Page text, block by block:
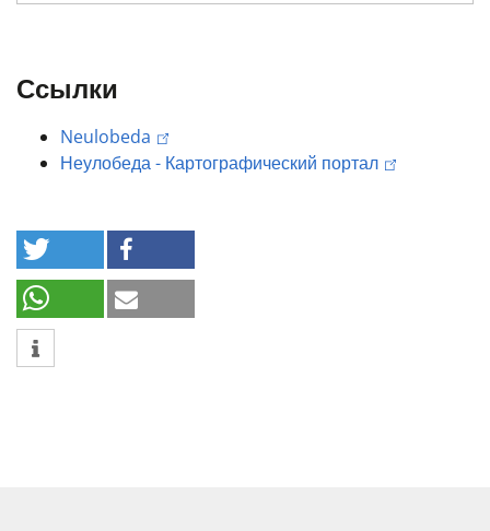
Ссылки
Neulobeda
Неулобеда - Картографический портал